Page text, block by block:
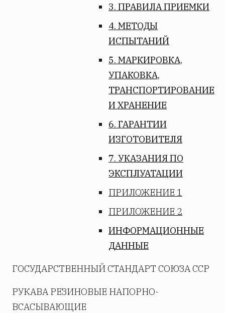
3. ПРАВИЛА ПРИЕМКИ
4. МЕТОДЫ
ИСПЫТАНИЙ
5. МАРКИРОВКА,
УПАКОВКА,
ТРАНСПОРТИРОВАНИЕ
И ХРАНЕНИЕ
6. ГАРАНТИИ
ИЗГОТОВИТЕЛЯ
7. УКАЗАНИЯ ПО
ЭКСПЛУАТАЦИИ
ПРИЛОЖЕНИЕ 1
ПРИЛОЖЕНИЕ 2
ИНФОРМАЦИОННЫЕ
ДАННЫЕ
ГОСУДАРСТВЕННЫЙ СТАНДАРТ СОЮЗА ССР
РУКАВА РЕЗИНОВЫЕ НАПОРНО-
ВСАСЫВАЮЩИЕ